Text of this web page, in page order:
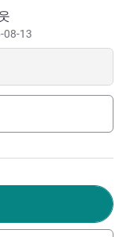
Food Exchange,
cuisine, perfect
5 mins away
by metro
to the concert
Market
IT parks,
cultural hubs of
sightseeing, &
08-13